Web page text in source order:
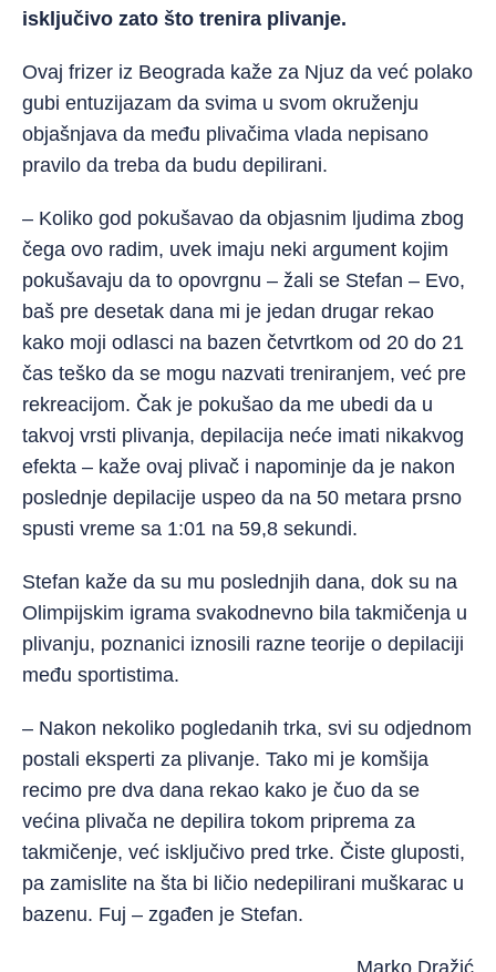
isključivo zato što trenira plivanje.
Ovaj frizer iz Beograda kaže za Njuz da već polako
gubi entuzijazam da svima u svom okruženju
objašnjava da među plivačima vlada nepisano
pravilo da treba da budu depilirani.
– Koliko god pokušavao da objasnim ljudima zbog
čega ovo radim, uvek imaju neki argument kojim
pokušavaju da to opovrgnu – žali se Stefan – Evo,
baš pre desetak dana mi je jedan drugar rekao
kako moji odlasci na bazen četvrtkom od 20 do 21
čas teško da se mogu nazvati treniranjem, već pre
rekreacijom. Čak je pokušao da me ubedi da u
takvoj vrsti plivanja, depilacija neće imati nikakvog
efekta – kaže ovaj plivač i napominje da je nakon
poslednje depilacije uspeo da na 50 metara prsno
spusti vreme sa 1:01 na 59,8 sekundi.
Stefan kaže da su mu poslednjih dana, dok su na
Olimpijskim igrama svakodnevno bila takmičenja u
plivanju, poznanici iznosili razne teorije o depilaciji
među sportistima.
– Nakon nekoliko pogledanih trka, svi su odjednom
postali eksperti za plivanje. Tako mi je komšija
recimo pre dva dana rekao kako je čuo da se
većina plivača ne depilira tokom priprema za
takmičenje, već isključivo pred trke. Čiste gluposti,
pa zamislite na šta bi ličio nedepilirani muškarac u
bazenu. Fuj – zgađen je Stefan.
Marko Dražić